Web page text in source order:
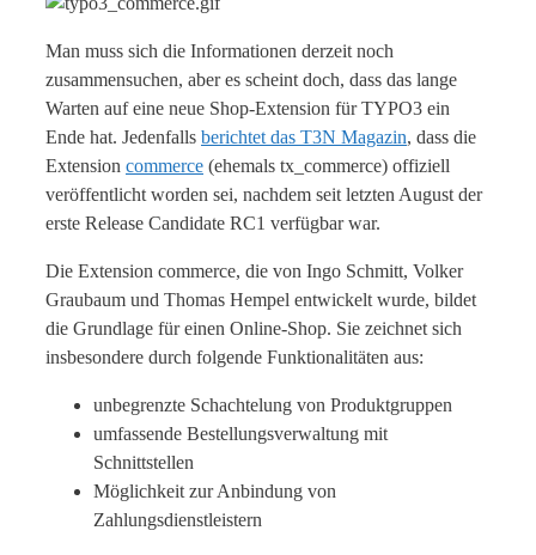
Man muss sich die Informationen derzeit noch
zusammensuchen, aber es scheint doch, dass das lange
Warten auf eine neue Shop-Extension für TYPO3 ein
Ende hat. Jedenfalls berichtet das T3N Magazin, dass die
Extension commerce (ehemals tx_commerce) offiziell
veröffentlicht worden sei, nachdem seit letzten August der
erste Release Candidate RC1 verfügbar war.
Die Extension commerce, die von Ingo Schmitt, Volker
Graubaum und Thomas Hempel entwickelt wurde, bildet
die Grundlage für einen Online-Shop. Sie zeichnet sich
insbesondere durch folgende Funktionalitäten aus:
unbegrenzte Schachtelung von Produktgruppen
umfassende Bestellungsverwaltung mit
Schnittstellen
Möglichkeit zur Anbindung von
Zahlungsdienstleistern